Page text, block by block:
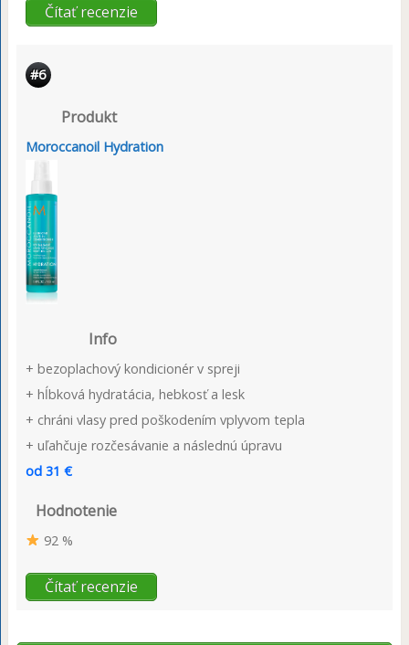
Čítať recenzie
#6
Produkt
Moroccanoil Hydration
Info
+ bezoplachový kondicionér v spreji
+ hĺbková hydratácia, hebkosť a lesk
+ chráni vlasy pred poškodením vplyvom tepla
+ uľahčuje rozčesávanie a následnú úpravu
od 31 €
Hodnotenie
92 %
Čítať recenzie